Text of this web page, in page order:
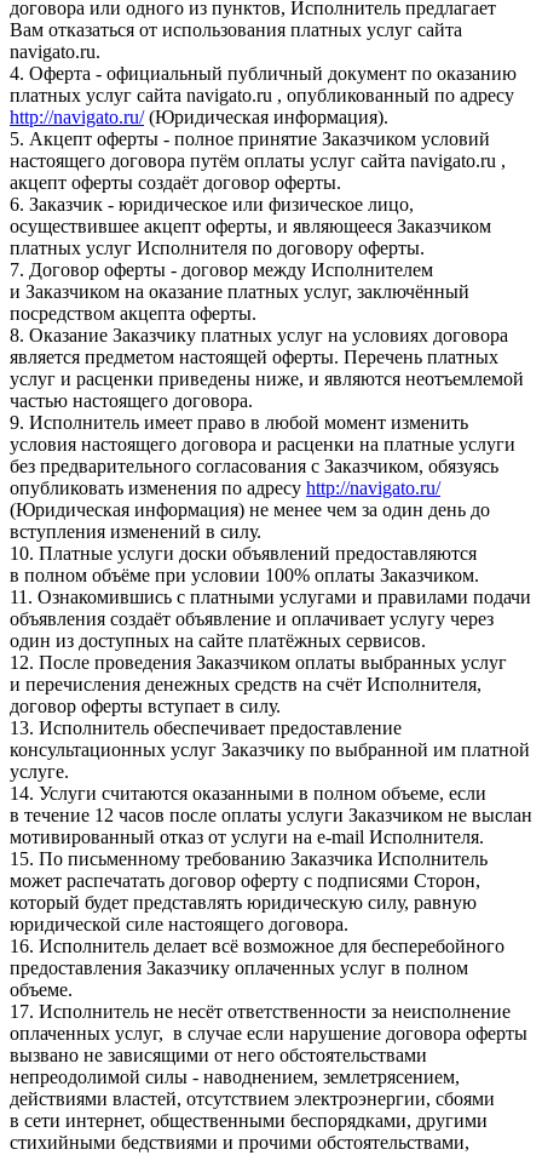
договора или одного из пунктов, Исполнитель предлагает
Вам отказаться от использования платных услуг сайта
navigato.ru.
4. Оферта - официальный публичный документ по оказанию
платных услуг сайта navigato.ru , опубликованный по адресу
http://navigato.ru/(Юридическая информация).
5. Акцепт оферты - полное принятие Заказчиком условий
настоящего договора путём оплаты услуг сайта navigato.ru ,
акцепт оферты создаёт договор оферты.
6. Заказчик - юридическое или физическое лицо,
осуществившее акцепт оферты, и являющееся Заказчиком
платных услуг Исполнителя по договору оферты.
7. Договор оферты - договор между Исполнителем
и Заказчиком на оказание платных услуг, заключённый
посредством акцепта оферты.
8. Оказание Заказчику платных услуг на условиях договора
является предметом настоящей оферты. Перечень платных
услуг и расценки приведены ниже, и являются неотъемлемой
частью настоящего договора.
9. Исполнитель имеет право в любой момент изменить
условия настоящего договора и расценки на платные услуги
без предварительного согласования с Заказчиком, обязуясь
опубликовать изменения по адресу http://navigato.ru/
(Юридическая информация) не менее чем за один день до
вступления изменений в силу.
10. Платные услуги доски объявлений предоставляются
в полном объёме при условии 100% оплаты Заказчиком.
11. Ознакомившись с платными услугами и правилами подачи
объявления создаёт объявление и оплачивает услугу через
один из доступных на сайте платёжных сервисов.
12. После проведения Заказчиком оплаты выбранных услуг
и перечисления денежных средств на счёт Исполнителя,
договор оферты вступает в силу.
13. Исполнитель обеспечивает предоставление
консультационных услуг Заказчику по выбранной им платной
услуге.
14. Услуги считаются оказанными в полном объеме, если
в течение 12 часов после оплаты услуги Заказчиком не выслан
мотивированный отказ от услуги на e-mail Исполнителя.
15. По письменному требованию Заказчика Исполнитель
может распечатать договор оферту с подписями Сторон,
который будет представлять юридическую силу, равную
юридической силе настоящего договора.
16. Исполнитель делает всё возможное для бесперебойного
предоставления Заказчику оплаченных услуг в полном
объеме.
17. Исполнитель не несёт ответственности за неисполнение
оплаченных услуг, в случае если нарушение договора оферты
вызвано не зависящими от него обстоятельствами
непреодолимой силы - наводнением, землетрясением,
действиями властей, отсутствием электроэнергии, сбоями
в сети интернет, общественными беспорядками, другими
стихийными бедствиями и прочими обстоятельствами,